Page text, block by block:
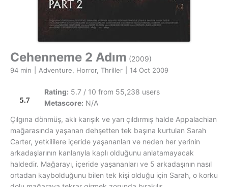
Cehenneme 2 Adım (2009)
94 min Adventure, Horror, Thriller 14 Oct 2009
5.7
Rating: 5.7 / 10 from 55,238 users
Metascore: N/A
Çılgına dönmüş, aklı karışık ve yarı çıldırmış halde Appalachian
mağarasında yaşanan dehşetten tek başına kurtulan Sarah
Carter, yetkililere içeride yaşananları ve neden her yerinin
arkadaşlarının kanlarıyla kaplı olduğunu anlatamayacak
haldedir. Mağarayı, içeride yaşananları ve 5 arkadaşının nasıl
ortadan kaybolduğunu bilen tek kişi olduğu için Sarah, o korku